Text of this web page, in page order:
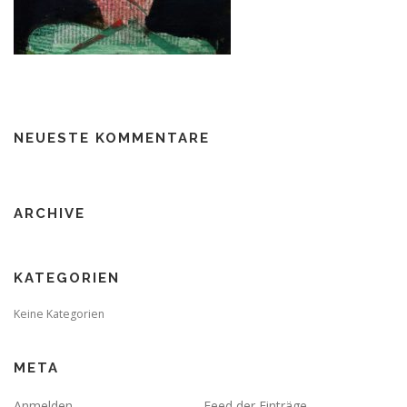
NEUESTE KOMMENTARE
ARCHIVE
KATEGORIEN
Keine Kategorien
META